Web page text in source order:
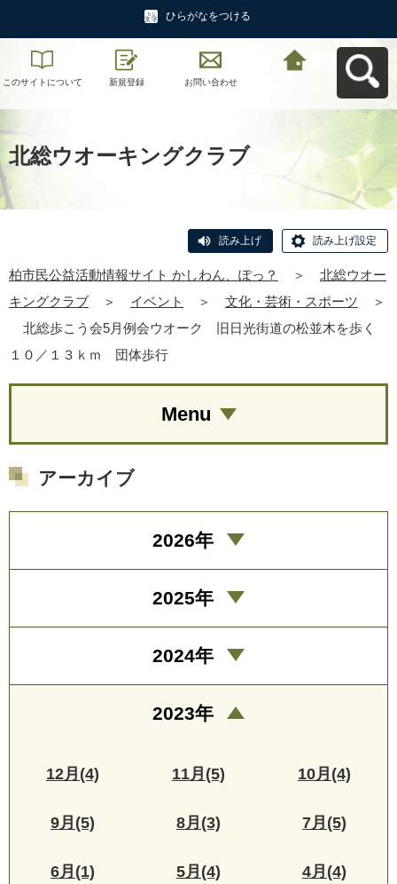
ひらがなをつける
このサイトについて 新規登録 お問い合わせ
北総ウオーキングクラブ
読み上げ 読み上げ設定
柏市民公益活動情報サイト かしわん、ぽっ？ ＞
北総ウオー
キングクラブ
＞ イベント ＞ 文化・芸術・スポーツ
＞
北総歩こう会5月例会ウオーク 旧日光街道の松並木を歩く
１０／１３ｋｍ 団体歩行
Menu
アーカイブ
2026年
2025年
2024年
2023年
12月(4) 11月(5) 10月(4)
9月(5) 8月(3) 7月(5)
6月(1) 5月(4) 4月(4)